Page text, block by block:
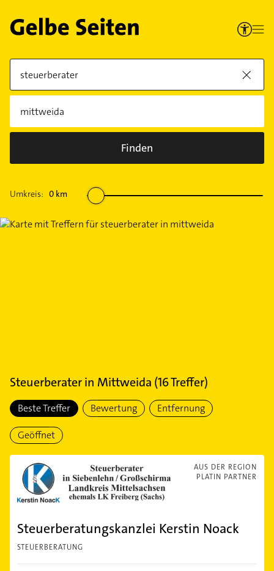
Finden
Umkreis: 0 km
Steuerberaterin Mittweida (16Treffer)
Beste Treffer Bewertung Entfernung
Geöffnet
AUS DER REGION
PLATIN PARTNER
Steuerberatungskanzlei Kerstin Noack
STEUERBERATUNG